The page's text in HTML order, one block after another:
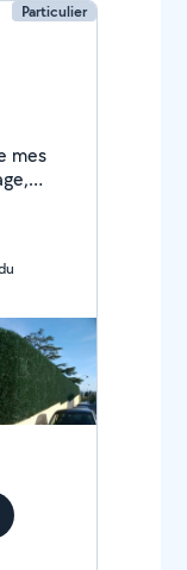
Particulier
un
propre